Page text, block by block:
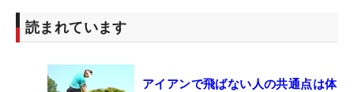
読まれています
アイアンで飛ばない人の共通点は体